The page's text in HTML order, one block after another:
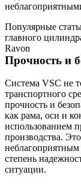
Популярные
главного
Ravon
Прочность и
Система VSC не
транспортного
прочность и
как рама, оси и
использованием
производства.
неблагоприятным
степень
ситуации.